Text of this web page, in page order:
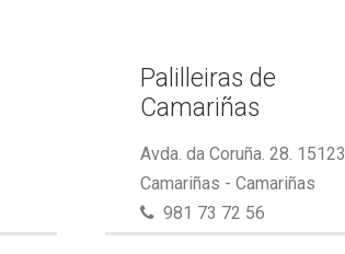
Palilleiras de
Camariñas
Avda. da Coruña. 28. 15123
Camariñas - Camariñas
981 73 72 56